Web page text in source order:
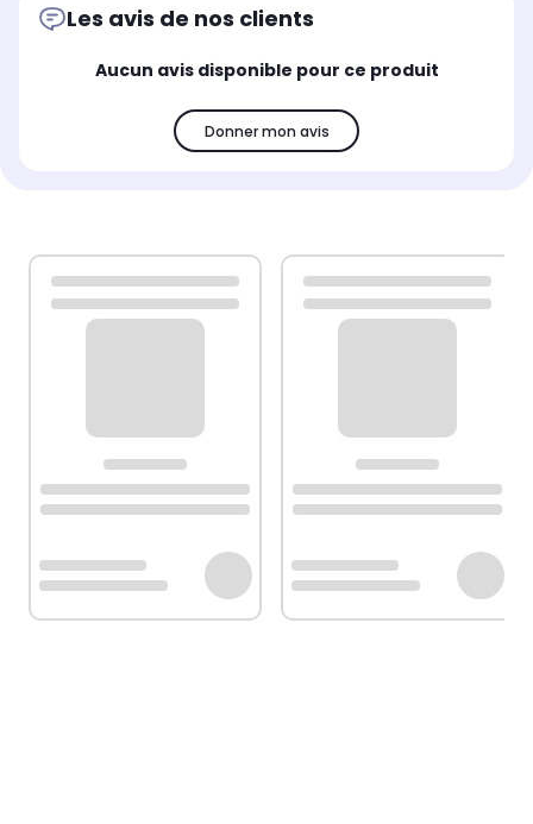
Les avis de nos clients
Aucun avis disponible pour ce produit
Donner mon avis